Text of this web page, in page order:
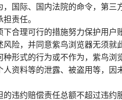
国际、国内法院的命令，第
责任。
合理可行的措施努力保护用
险，并同意紫鸟浏览器无须就
形式的行为或不作为，紫鸟
资料等的泄露、被盗用等，
违约赔偿责任总额不超过违约